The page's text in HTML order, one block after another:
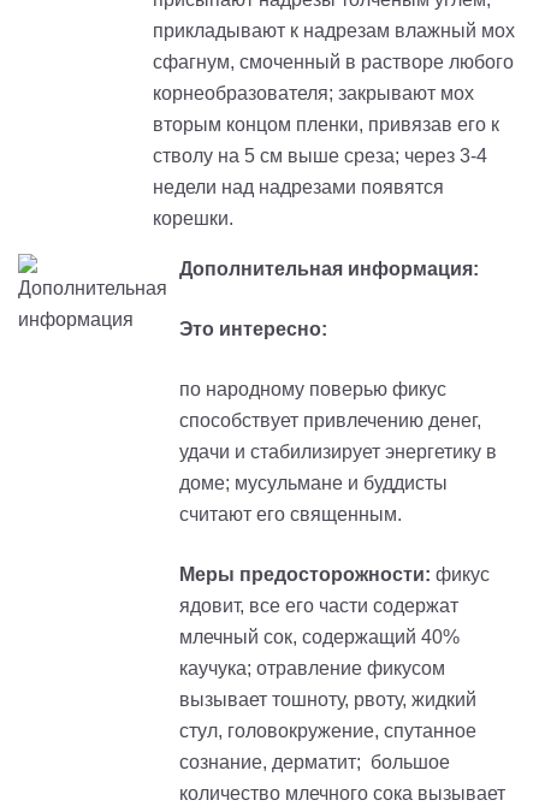
прикладывают к надрезам влажный мох
сфагнум, смоченный в растворе любого
корнеобразователя; закрывают мох
вторым концом пленки, привязав его к
стволу на 5 см выше среза; через 3-4
недели над надрезами появятся
корешки.
Дополнительная информация:
Это интересно:
по народному поверью фикус
способствует привлечению денег,
удачи и стабилизирует энергетику в
доме; мусульмане и буддисты
считают его священным.
Меры предосторожности: фикус
ядовит, все его части содержат
млечный сок, содержащий 40%
каучука; отравление фикусом
вызывает тошноту, рвоту, жидкий
стул, головокружение, спутанное
сознание, дерматит; большое
количество млечного сока вызывает